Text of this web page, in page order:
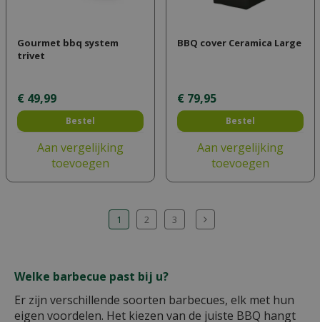
Gourmet bbq system
trivet
€ 49,99
Bestel
Aan vergelijking
toevoegen
BBQ cover Ceramica Large
€ 79,95
Bestel
Aan vergelijking
toevoegen
1 2 3
Welke barbecue past bij u?
Er zijn verschillende soorten barbecues, elk met hun
eigen voordelen. Het kiezen van de juiste BBQ hangt